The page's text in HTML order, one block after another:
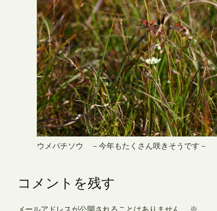
ウメバチソウ －今年もたくさん咲きそうです－
コメントを残す
メールアドレスが公開されることはありません。 ※